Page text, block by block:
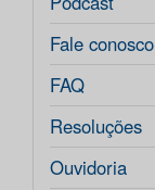
Fale conosco
FAQ
Resoluções
Ouvidoria